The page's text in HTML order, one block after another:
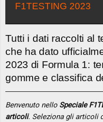
F1TESTING 2023
Tutti i dati raccolti al
che ha dato
2023 di Formula 1:
gomme e classifica
Benvenuto nello Speciale
articoli. Seleziona gli articoli